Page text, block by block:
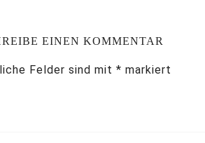
EINEN KOMMENTAR
Felder sind mit * markiert